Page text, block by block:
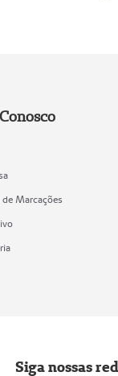
Marcações
Siga nossas